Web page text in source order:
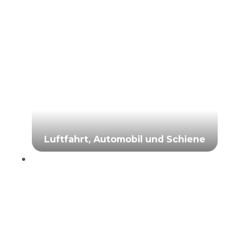
Luftfahrt, Automobil und Schiene